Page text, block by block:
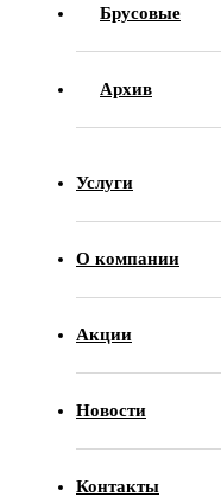
Брусовые
Архив
Услуги
О компании
Акции
Новости
Контакты